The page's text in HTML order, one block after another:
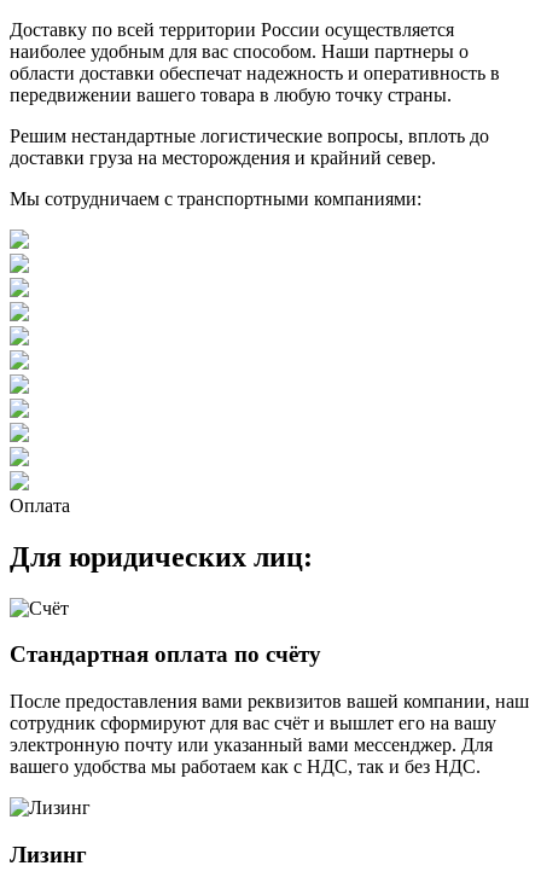
Доставку по всей территории России осуществляется
наиболее удобным для вас способом. Наши партнеры о
области доставки обеспечат надежность и оперативность в
передвижении вашего товара в любую точку страны.
Решим нестандартные логистические вопросы, вплоть до
доставки груза на месторождения и крайний север.
Мы сотрудничаем с транспортными компаниями:
Оплата
Для юридических лиц:
Стандартная оплата по счёту
После предоставления вами реквизитов вашей компании, наш
сотрудник сформируют для вас счёт и вышлет его на вашу
электронную почту или указанный вами мессенджер. Для
вашего удобства мы работаем как с НДС, так и без НДС.
Лизинг